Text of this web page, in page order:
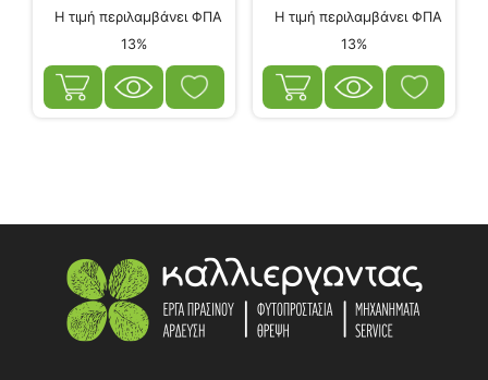
Η τιμή περιλαμβάνει ΦΠΑ
13%
Η τιμή περιλαμβάνει ΦΠΑ
13%